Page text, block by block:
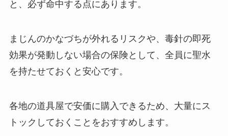
と、必ず命中する点にあります。
まじんのかなづちが外れるリスクや、毒針の即死
効果が発動しない場合の保険として、全員に聖水
を持たせておくと安心です。
各地の道具屋で安価に購入できるため、大量にス
トックしておくことをおすすめします。